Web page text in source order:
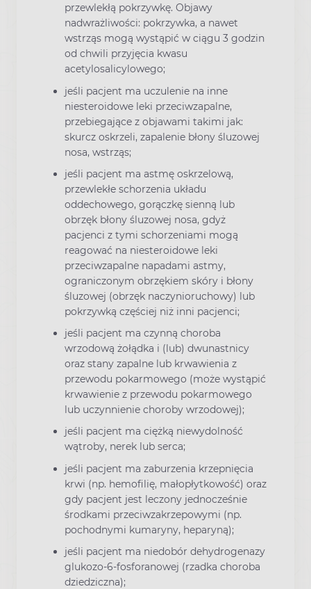
przewlekłą pokrzywkę. Objawy
nadwrażliwości: pokrzywka, a nawet
wstrząs mogą wystąpić w ciągu 3 godzin
od chwili przyjęcia kwasu
acetylosalicylowego;
jeśli pacjent ma uczulenie na inne
niesteroidowe leki przeciwzapalne,
przebiegające z objawami takimi jak:
skurcz oskrzeli, zapalenie błony śluzowej
nosa, wstrząs;
jeśli pacjent ma astmę oskrzelową,
przewlekłe schorzenia układu
oddechowego, gorączkę sienną lub
obrzęk błony śluzowej nosa, gdyż
pacjenci z tymi schorzeniami mogą
reagować na niesteroidowe leki
przeciwzapalne napadami astmy,
ograniczonym obrzękiem skóry i błony
śluzowej (obrzęk naczynioruchowy) lub
pokrzywką częściej niż inni pacjenci;
jeśli pacjent ma czynną choroba
wrzodową żołądka i (lub) dwunastnicy
oraz stany zapalne lub krwawienia z
przewodu pokarmowego (może wystąpić
krwawienie z przewodu pokarmowego
lub uczynnienie choroby wrzodowej);
jeśli pacjent ma ciężką niewydolność
wątroby, nerek lub serca;
jeśli pacjent ma zaburzenia krzepnięcia
krwi (np. hemofilię, małopłytkowość) oraz
gdy pacjent jest leczony jednocześnie
środkami przeciwzakrzepowymi (np.
pochodnymi kumaryny, heparyną);
jeśli pacjent ma niedobór dehydrogenazy
glukozo-6-fosforanowej (rzadka choroba
dziedziczna);